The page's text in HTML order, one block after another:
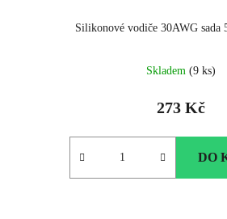
Silikonové vodiče 30AWG sada
Skladem (9 ks)
273 Kč
DO